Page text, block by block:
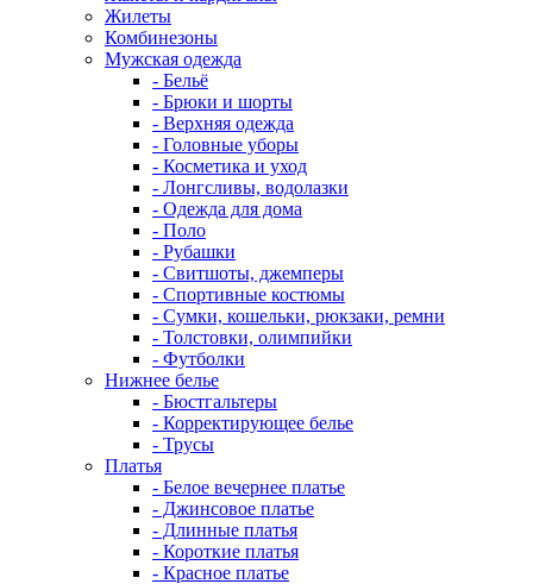
Жилеты
Комбинезоны
Мужская одежда
- Бельё
- Брюки и шорты
- Верхняя одежда
- Головные уборы
- Косметика и уход
- Лонгсливы, водолазки
- Одежда для дома
- Поло
- Рубашки
- Свитшоты, джемперы
- Спортивные костюмы
- Сумки, кошельки, рюкзаки, ремни
- Толстовки, олимпийки
- Футболки
Нижнее белье
- Бюстгальтеры
- Корректирующее белье
- Трусы
Платья
- Белое вечернее платье
- Джинсовое платье
- Длинные платья
- Короткие платья
- Красное платье